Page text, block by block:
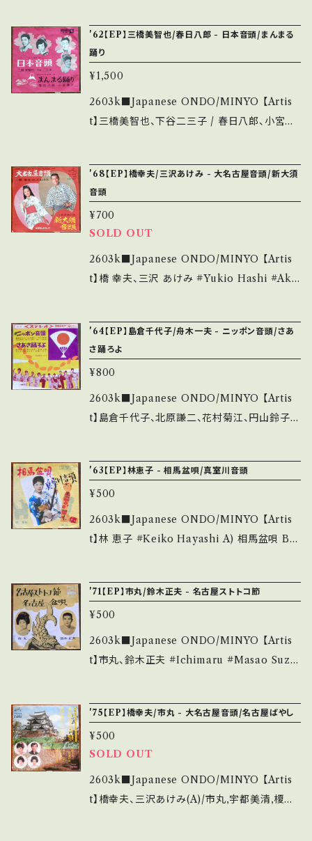
み・キズなど見られる C・痛み多・キズ多く痛み
多 *その他、+ - で補足しています。 *中古という
事をご理解して頂ける方のご購入をお願い致し
ます。 Please purchase it if you understan
d that it is second hand. *詳しくは ■■■
4252144 お知らせ等は、About 画面にてご確
のチャンネル!!」挿入歌 作詞:阿久悠、作曲:市川
昭介 A■参考視聴■ https://youtu.be/Xf_G
fx_Zt-4?si=Dbe1hbRxQe8xvqOV B■視
聴■OBK305■ https://youtu.be/IpARmv
zOv-A 【Condition】 Jacket/Record：B/A-
明】 S・新品未開封など A・綺麗・キズ等も無く、
痛みも薄い B・多少痛み・キズなど見られる C・
痛み多・キズ多く痛み多 *その他、+ - で補足し
ています。 *中古という事をご理解して頂ける方
のご購入をお願い致します。 Please purchase
it if you understand that it is second han
thebase.in/items/14252144 お知らせ等は、A
'62【EP】三橋美智也/春日八郎 - 日本音頭/まんまる
踊り
¥1,500
2603k■Japanese ONDO/MINYO 【Artis
t】三橋美智也、下谷二三子 / 春日八郎、小宮恵
Note】 1962 / EB-681 / ビクター *Tradition
al Japanese Beat! A■参考視聴■ https://y
outu.be/mGgMMx6S33M?si=kBP6GP8VJ
46fQbCV 【Condition】 Jacket/Record：
B/A- (国内盤/W Jacket/振付/特製インナー)
*この年代にしては状態良好 ___________
無く、痛みも薄い B・多少痛み・キズなど見られ
る C・痛み多・キズ多く痛み多 *その他、+ - で補
足しています。 *中古という事をご理解して頂け
る方のご購入をお願い致します。 Please purc
hase it if you understand that it is secon
utsu.thebase.in/items/14252144 お知らせ
'68【EP】橋幸夫/三沢あけみ - 大名古屋音頭/新大須
音頭
¥700
SOLD OUT
2603k■Japanese ONDO/MINYO 【Artis
t】橋 幸夫、三沢 あけみ #Yukio Hashi #Ake
クター *Traditional Japanese Beat! A■参
考視聴■ https://youtu.be/VI0hxwWd7z
Q?si=-L9ENfwaye5byOBN 【Condition】 J
acket/Record：B/B (国内盤/W Jacket/振
付) *レーベルにシール、インナー書き込み ___
麗・キズ等も無く、痛みも薄い B・多少痛み・キズ
など見られる C・痛み多・キズ多く痛み多 *その
他、+ - で補足しています。 *中古という事をご理
解して頂ける方のご購入をお願い致します。 Ple
/ 発送について■■■ をご覧ください。 https://
onbankutsu.thebase.in/items/14252144
___【bid】2605y
'64【EP】島倉千代子/舟木一夫 - ニッポン音頭/さあ
さ踊ろよ
¥800
2603k■Japanese ONDO/MINYO 【Artis
t】島倉千代子、北原謙二、花村菊江、円山鈴子、
頭 B) さあさ踊ろよ 【Release/Label/Note】
1964 / SAS-200 / コロムビア *Traditional
Japanese Beat! コロムビア所属スター勢揃
い A■参考視聴■ https://youtu.be/ar5ShM
t/振付) _______________________
__ 【About the state/状態説明】 S・新品未開
封など A・綺麗・キズ等も無く、痛みも薄い B・多
少痛み・キズなど見られる C・痛み多・キズ多く
致します。 Please purchase it if you under
stand that it is second hand. *詳しくは ■
■■状態・説明 / 発送について■■■ をご覧く
ms/14252144 お知らせ等は、About 画面にて
ご確認ください。 ___
'63【EP】林恵子 - 相馬盆唄/真室川音頭
¥500
2603k■Japanese ONDO/MINYO 【Artis
t】林 恵子 #Keiko Hayashi A) 相馬盆唄 B)
Beat! 福島県相馬地方の民謡Bon Dance ■
参考視聴■ - 【Condition】 Jacket/Record：
B/B (国内盤/W Jacket/振付) *レーベルにシ
ール痕 _______________________
少痛み・キズなど見られる C・痛み多・キズ多く
痛み多 *その他、+ - で補足しています。 *中古と
いう事をご理解して頂ける方のご購入をお願い
致します。 Please purchase it if you under
stand that it is second hand. *詳しくは ■
'71【EP】市丸/鈴木正夫 - 名古屋ストトコ節
¥500
2603k■Japanese ONDO/MINYO 【Artis
t】市丸、鈴木正夫 #Ichimaru #Masao Suzu
ー *Traditional Japanese Beat! 民謡Bon
Dance ■参考視聴■ - 【Condition】 Jacket/
Record：B/B (国内盤/W Jacket/振付) インナ
ー書き込み _____________________
____ 【About the state/状態説明】 S・新品
'75【EP】橋幸夫/市丸 - 大名古屋音頭/名古屋ばやし
¥500
SOLD OUT
2603k■Japanese ONDO/MINYO 【Artis
t】橋幸夫、三沢あけみ(A)/市丸,宇都美清,榎本